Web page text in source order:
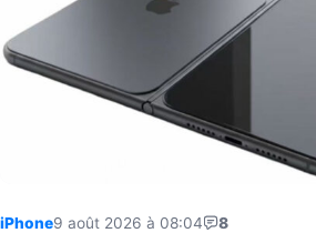
iPhone9 août 2026 à 08:04 8